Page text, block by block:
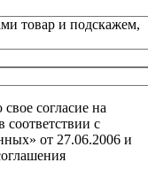
товар и подскажем,
согласие на
с
от 27.06.2006 и